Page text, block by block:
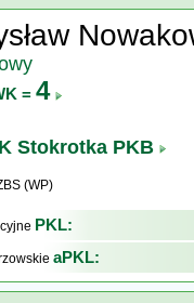
= 4
Stokrotka PKB
(WP)
PKL:
aPKL: